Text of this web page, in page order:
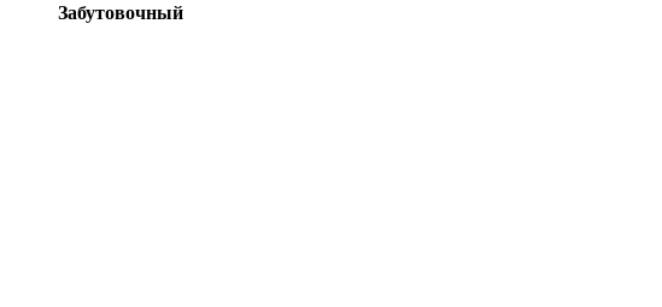
Забутовочный